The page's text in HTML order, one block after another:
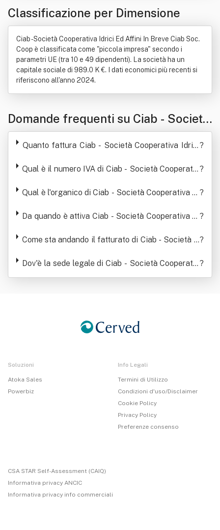
Classificazione per Dimensione
Ciab - Società Cooperativa Idrici Ed Affini In Breve Ciab Soc.
Coop è classificata come "piccola impresa" secondo i
parametri UE (tra 10 e 49 dipendenti). La società ha un
capitale sociale di 989.0 K €. I dati economici più recenti si
riferiscono all'anno 2024.
Domande frequenti su Ciab - Società
Cooperativa Idrici Ed Affini In Breve
Quanto fattura Ciab - Società Cooperativa Idrici ?
Qual è il numero IVA di Ciab - Società Cooperativ ?
Qual è l'organico di Ciab - Società Cooperativa Id ?
Da quando è attiva Ciab - Società Cooperativa Id ?
Come sta andando il fatturato di Ciab - Società C
p
?
Dov'è la sede legale di Ciab - Società Cooperativ
a Idrici Ed Affini In Breve Ciab Soc. Coop
?
Soluzioni
Atoka Sales
Powerbiz
Info Legali
Termini di Utilizzo
Condizioni d'uso/Disclaimer
Cookie Policy
Privacy Policy
Preferenze consenso
CSA STAR Self-Assessment (CAIQ)
Informativa privacy ANCIC
Informativa privacy info commerciali